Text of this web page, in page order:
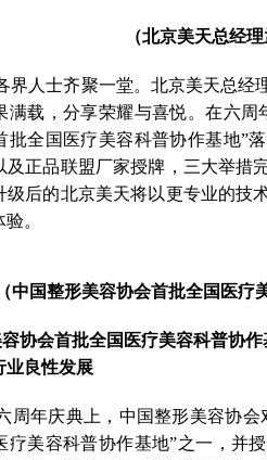
（北京美天总经理
界人士齐聚一堂。北京美天总经
满载，分享荣耀与喜悦。在六
批全国医疗美容科普协作基地”
及正品联盟厂家授牌，三大举措
级后的北京美天将以更专业的技
。
（中国整形美容协会首批全国医疗
协会首批全国医疗美容科普协
业良性发展
周年庆典上，中国整形美容协
疗美容科普协作基地”之一，并